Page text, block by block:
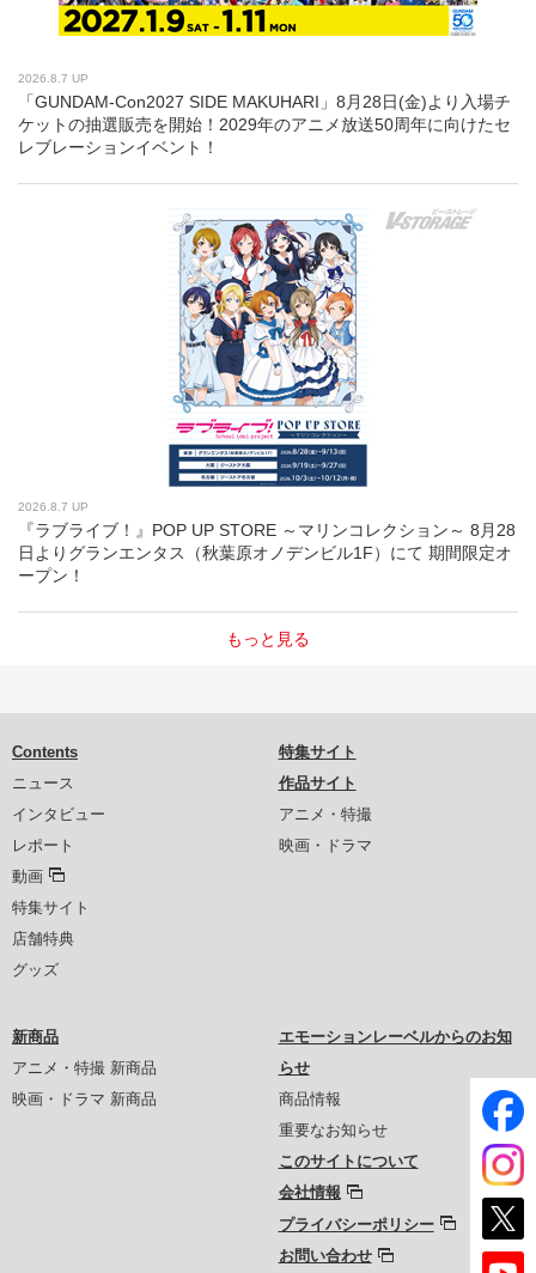
2026.8.7 UP
「GUNDAM-Con2027 SIDE MAKUHARI」8月28日(金)より入場チ
ケットの抽選販売を開始！2029年のアニメ放送50周年に向けたセ
レブレーションイベント！
2026.8.7 UP
『ラブライブ！』POP UP STORE ～マリンコレクション～ 8月28
日よりグランエンタス（秋葉原オノデンビル1F）にて 期間限定オ
ープン！
もっと見る
Contents
ニュース
インタビュー
レポート
動画
特集サイト
店舗特典
グッズ
特集サイト
作品サイト
アニメ・特撮
映画・ドラマ
新商品
アニメ・特撮 新商品
映画・ドラマ 新商品
エモーションレーベルからのお知
らせ
商品情報
重要なお知らせ
このサイトについて
会社情報
プライバシーポリシー
お問い合わせ